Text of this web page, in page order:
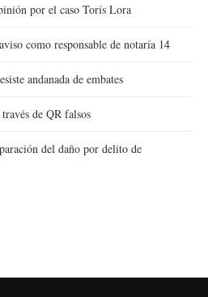
por el caso Torís Lora
como responsable de notaría 14
andanada de embates
de QR falsos
del daño por delito de